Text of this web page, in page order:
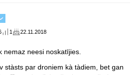
1 22.11.2018
nemaz neesi noskatījies.
stàsts par droniem kà tàdiem, bet gan